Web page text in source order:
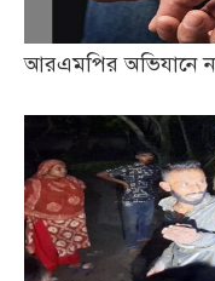
আরএমপির অভিযানে